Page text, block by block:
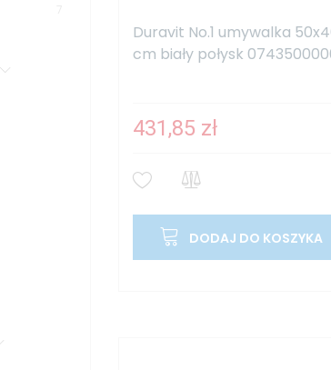
Duravit No.1 umywalka
cm biały połysk
431,85 zł
DODAJ DO KOSZYKA